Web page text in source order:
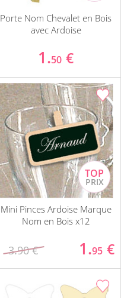
Porte Nom Chevalet en Bois
avec Ardoise
1.50 €
Mini Pinces Ardoise Marque
Nom en Bois x12
3.90 € 1.95 €